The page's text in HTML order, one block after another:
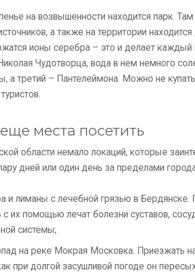
на возвышенности находится парк.
а также на территории
ионы серебра – это и делает каждый
Чудотворца, вода в нем немного
а третий – Пантелеймона. Можно не
места посетить
области немало локаций, которые
дней или один день за пределами
и лиманы с лечебной грязью в Бердянске.
с их помощью лечат болезни суставов,
системы;
на реке Мокрая Московка. Приезжать
при долгой засушливой погоде он